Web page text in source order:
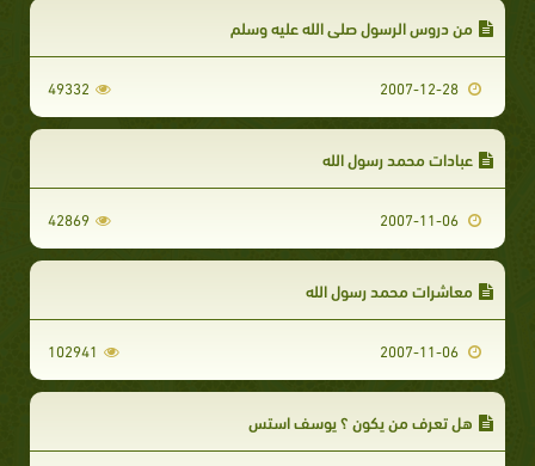
من دروس الرسول صلى الله عليه وسلم
49332
عبادات محمد رسول الله
42869
معاشرات محمد رسول الله
102941
هل تعرف من يكون ؟ يوسف استس